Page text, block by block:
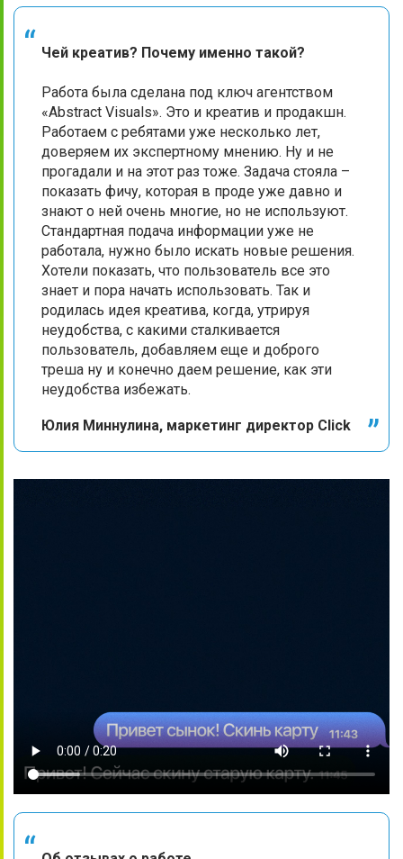
Чей креатив? Почему именно такой?
Работа была сделана под ключ агентством
«Abstract Visuals». Это и креатив и продакшн.
Работаем с ребятами уже несколько лет,
доверяем их экспертному мнению. Ну и не
прогадали и на этот раз тоже. Задача стояла –
показать фичу, которая в проде уже давно и
знают о ней очень многие, но не используют.
Стандартная подача информации уже не
работала, нужно было искать новые решения.
Хотели показать, что пользователь все это
знает и пора начать использовать. Так и
родилась идея креатива, когда, утрируя
неудобства, с какими сталкивается
пользователь, добавляем еще и доброго
треша ну и конечно даем решение, как эти
неудобства избежать.
Юлия Миннулина, маркетинг директор Click